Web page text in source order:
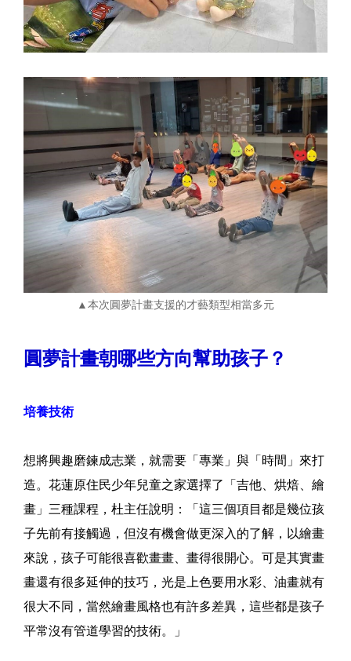
▲ 本次圓夢計畫支援的才藝類型相當多元
圓夢計畫朝哪些方向幫助孩子？
培養技術
想將興趣磨鍊成志業，就需要「專業」與「時間」來打
造。花蓮原住民少年兒童之家選擇了「吉他、烘焙、繪
畫」三種課程，杜主任說明：「這三個項目都是幾位孩
子先前有接觸過，但沒有機會做更深入的了解，以繪畫
來說，孩子可能很喜歡畫畫、畫得很開心。可是其實畫
畫還有很多延伸的技巧，光是上色要用水彩、油畫就有
很大不同，當然繪畫風格也有許多差異，這些都是孩子
平常沒有管道學習的技術。」